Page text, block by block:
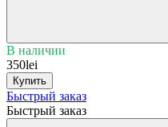
В наличии
350lei
Купить
Быстрый заказ
Быстрый заказ